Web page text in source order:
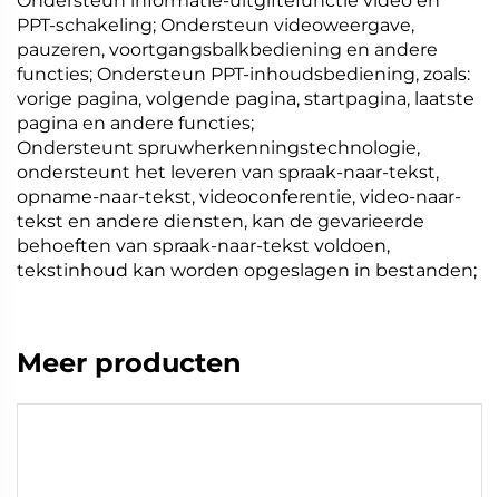
PPT-schakeling; Ondersteun videoweergave,
pauzeren, voortgangsbalkbediening en andere
functies; Ondersteun PPT-inhoudsbediening, zoals:
vorige pagina, volgende pagina, startpagina, laatste
pagina en andere functies;
Ondersteunt spruwherkenningstechnologie,
ondersteunt het leveren van spraak-naar-tekst,
opname-naar-tekst, videoconferentie, video-naar-
tekst en andere diensten, kan de gevarieerde
behoeften van spraak-naar-tekst voldoen,
tekstinhoud kan worden opgeslagen in bestanden;
Meer producten